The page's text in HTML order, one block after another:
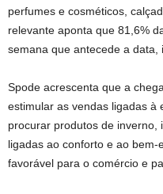
perfumes e cosméticos,
relevante aponta que 81,6%
semana que antecede a data,
Spode acrescenta que a
estimular as vendas ligadas à
procurar produtos de inverno,
ligadas ao conforto e ao
favorável para o comércio e